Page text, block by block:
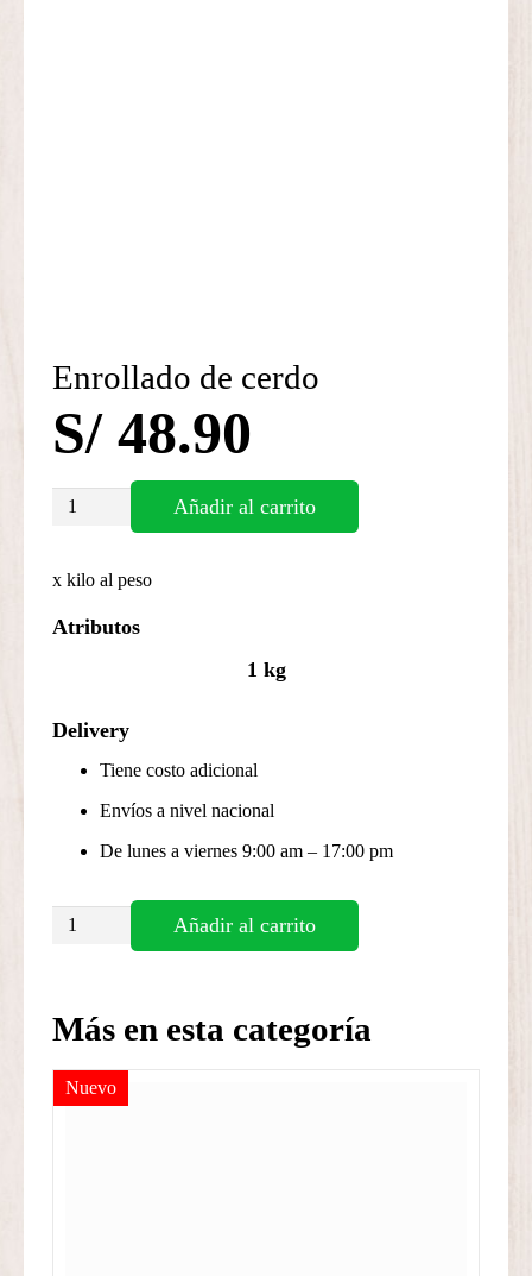
Enrollado de cerdo
S/48.90
Enrollado
Añadir al carrito
x kilo al peso
Atributos
1 kg
Delivery
Tiene costo adicional
Envíos a nivel nacional
De lunes a viernes 9:00 am – 17:00 pm
Enrollado
cantidad
Añadir al carrito
Más en esta categoría
Nuevo